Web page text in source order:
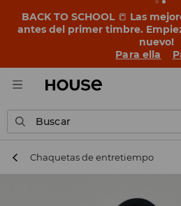
BACK TO SCHOOL 📒 Las
antes del primer timbre.
nuevo!
Para ella
Buscar
Chaquetas de entretiempo